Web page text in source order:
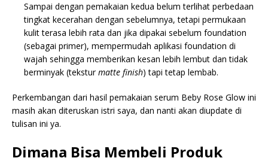
Sampai dengan pemakaian kedua belum terlihat perbedaan
tingkat kecerahan dengan sebelumnya, tetapi permukaan
kulit terasa lebih rata dan jika dipakai sebelum foundation
(sebagai primer), mempermudah aplikasi foundation di
wajah sehingga memberikan kesan lebih lembut dan tidak
berminyak (teksturmatte finish) tapi tetap lembab.
Perkembangan dari hasil pemakaian serum Beby Rose Glow ini
masih akan diteruskan istri saya, dan nanti akan diupdate di
tulisan ini ya.
Dimana Bisa Membeli Produk